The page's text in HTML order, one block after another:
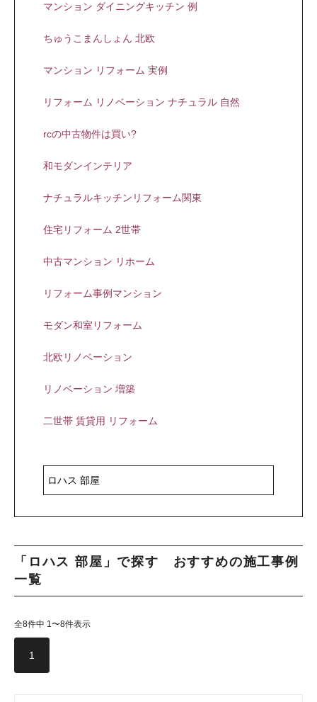
マンション ダイニングキッチン 例
ちゅうこまんしょん 北欧
マンション リフォーム 実例
リフォーム リノベーション ナチュラル 自然
rcの中古物件は買い?
和モダンインテリア
ナチュラルキッチンリフォーム関東
住宅リフォーム 2世帯
中古マンション リホーム
リフォーム事例マンション
モダン和室リフォーム
北欧リノベーション
リノベーション 増築
二世帯 賃貸用 リフォーム
「ロハス 部屋」で探す おすすめの施工事例
一覧
全8件中 1〜8件表示
1